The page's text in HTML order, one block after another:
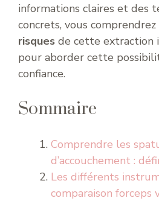
informations claires et des
concrets, vous comprendrez
risques de cette extraction
pour aborder cette
confiance.
Sommaire
Comprendre les
d’accouchement :
Les différents
comparaison forceps